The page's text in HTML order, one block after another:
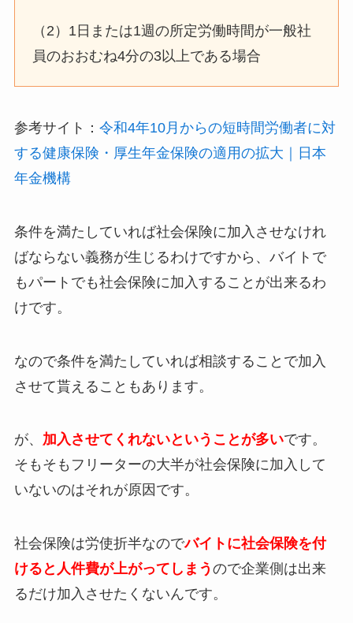
（2）1日または1週の所定労働時間が一般社
員のおおむね4分の3以上である場合
参考サイト： 令和4年10月からの短時間労働者に対
する健康保険・厚生年金保険の適用の拡大｜日本
年金機構
条件を満たしていれば社会保険に加入させなけれ
ばならない義務が生じるわけですから、バイトで
もパートでも社会保険に加入することが出来るわ
けです。
なので条件を満たしていれば相談することで加入
させて貰えることもあります。
が、 加入させてくれないということが多いです。
そもそもフリーターの大半が社会保険に加入して
いないのはそれが原因です。
社会保険は労使折半なのでバイトに社会保険を付
けると人件費が上がってしまう ので企業側は出来
るだけ加入させたくないんです。